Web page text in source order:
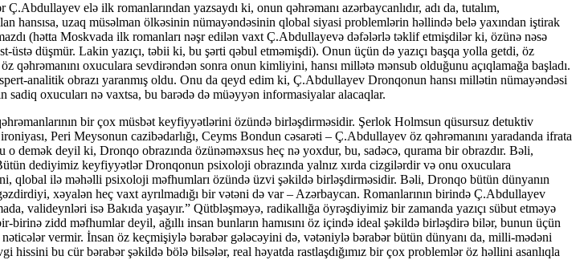
elə ilk romanlarından yazsaydı ki, onun qəhrəmanı azərbaycanlıdır, adı da, tutalım,
hansısa, uzaq müsəlman ölkəsinin nümayəndəsinin qlobal siyasi problemlərin həllində belə yaxından iştirak
(hətta Moskvada ilk romanları nəşr edilən vaxt Ç.Abdullayevə dəfələrlə təklif etmişdilər ki, özünə nəsə
düşmür. Lakin yazıçı, təbii ki, bu şərti qəbul etməmişdi). Onun üçün də yazıçı başqa yolla getdi, öz
qəhrəmanını oxuculara sevdirəndən sonra onun kimliyini, hansı millətə mənsub olduğunu açıqlamağa başladı.
analitik obrazı yaranmış oldu. Onu da qeyd edim ki, Ç.Abdullayev Dronqonun hansı millətin nümayəndəsi
sadiq oxucuları nə vaxtsa, bu barədə də müəyyən informasiyalar alacaqlar.
bir çox müsbət keyfiyyətlərini özündə birləşdirməsidir. Şerlok Holmsun qüsursuz detuktiv
Peri Meysonun cazibədarlığı, Ceyms Bondun cəsarəti – Ç.Abdullayev öz qəhrəmanını yaradanda ifrata
deyil ki, Dronqo obrazında özünəməxsus heç nə yoxdur, bu, sadəcə, qurama bir obrazdır. Bəli,
dediyimiz keyfiyyətlər Dronqonun psixoloji obrazında yalnız xırda cizgilərdir və onu oxuculara
qlobal ilə məhəlli psixoloji məfhumları özündə üzvi şəkildə birləşdirməsidir. Bəli, Dronqo bütün dünyanın
xəyalən heç vaxt ayrılmadığı bir vətəni də var – Azərbaycan. Romanlarının birində Ç.Abdullayev
valideynləri isə Bakıda yaşayır.” Qütbləşməyə, radikallığa öyrəşdiyimiz bir zamanda yazıçı sübut etməyə
zidd məfhumlar deyil, ağıllı insan bunların hamısını öz içində ideal şəkildə birləşdirə bilər, bunun üçün
vermir. İnsan öz keçmişiylə bərabər gələcəyini də, vətəniylə bərabər bütün dünyanı da, milli-mədəni
bu cür bərabər şəkildə bölə bilsələr, real həyatda rastlaşdığımız bir çox problemlər öz həllini asanlıqla